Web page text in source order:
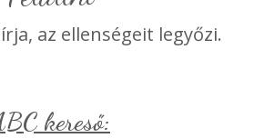
az ellenségeit legyőzi.
kereső: